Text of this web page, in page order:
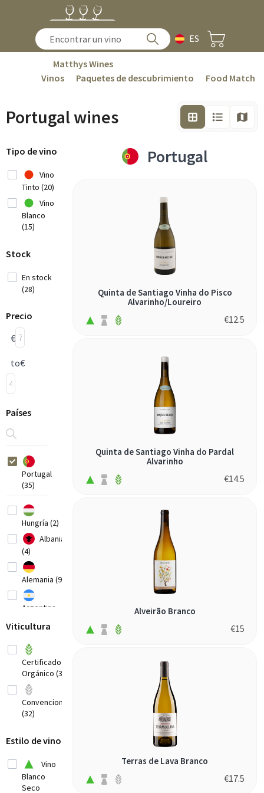
ES
Matthys Wines
Vinos
Paquetes de descubrimiento Food Match
Portugal wines
Tipo de vino
Vino
Tinto (20)
Vino
Blanco
(15)
Stock
En stock
(28)
Precio
€
to€
Países
Portugal
(35)
Hungría (2)
Albania
(4)
Alemania (9)
Argentina
Armenia (3)
Australia
(20)
Austria
(8)
Herzegovina
(3)
Viticultura
Certificado
Orgánico (3)
Convencional
(32)
Estilo de vino
Vino
Blanco
Seco
Portugal
Quinta de Santiago Vinha do Pisco
Alvarinho/Loureiro
€12.5
Quinta de Santiago Vinha do Pardal
Alvarinho
€14.5
Alveirão Branco
€15
Terras de Lava Branco
€17.5